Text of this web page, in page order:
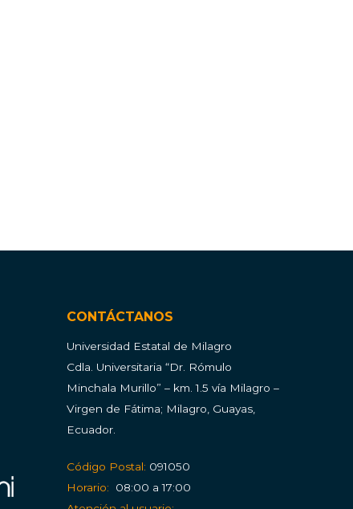
CONTÁCTANOS
Universidad Estatal de Milagro
Cdla. Universitaria “Dr. Rómulo
Minchala Murillo” – km. 1.5 vía Milagro –
Virgen de Fátima; Milagro, Guayas,
Ecuador.
Código Postal: 091050
Horario:
08:00 a 17:00